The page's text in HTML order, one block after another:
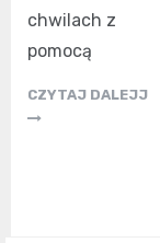
chwilach z
pomocą
CZYTAJ DALEJJ